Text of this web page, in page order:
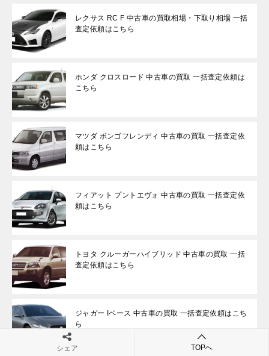
レクサス RC F 中古車の買取相場・下取り相場 一括
査定依頼はこちら
ホンダ クロスロード 中古車の買取 一括査定依頼は
こちら
マツダ ボンゴフレンディ 中古車の買取 一括査定依
頼はこちら
フィアット プントエヴォ 中古車の買取 一括査定依
頼はこちら
トヨタ クルーガーハイブリッド 中古車の買取 一括
査定依頼はこちら
ジャガー Iペース 中古車の買取 一括査定依頼はこち
ら
シェア TOPへ